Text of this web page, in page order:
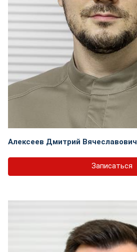
Алексеев Дмитрий Вячеславович
Записаться